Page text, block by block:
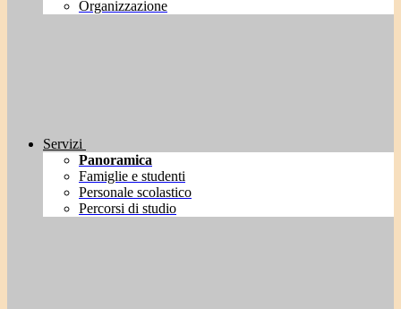
Organizzazione
Servizi
Panoramica
Famiglie e studenti
Personale scolastico
Percorsi di studio